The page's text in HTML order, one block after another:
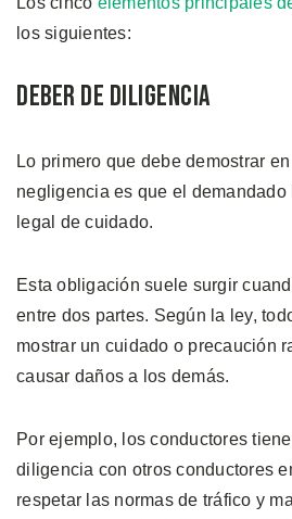
los siguientes:
Deber de Diligencia
Lo primero que debe demostrar
negligencia es que el
legal de cuidado.
Esta obligación suele surgir
entre dos partes. Según la ley,
mostrar un cuidado o precaución
causar daños a los demás.
Por ejemplo, los conductores
diligencia con otros conductores
respetar las normas de tráfico y